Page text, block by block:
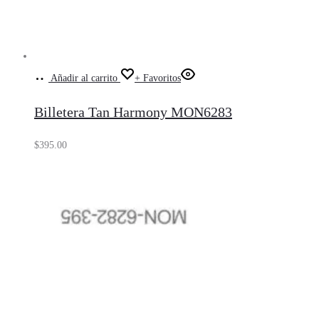
Añadir al carrito + Favoritos
Billetera Tan Harmony MON6283
$395.00